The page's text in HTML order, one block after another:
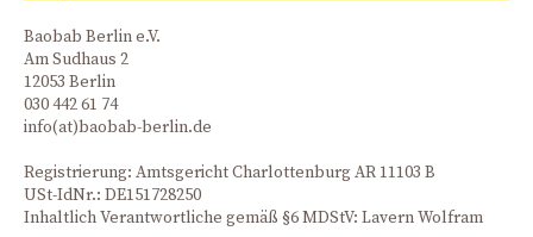
Baobab Berlin e.V.
Am Sudhaus 2
12053 Berlin
030 442 61 74
info(at)baobab-berlin.de
Registrierung: Amtsgericht Charlottenburg AR 11103 B
USt-IdNr.: DE151728250
Inhaltlich Verantwortliche gemäß §6 MDStV: Lavern Wolfram